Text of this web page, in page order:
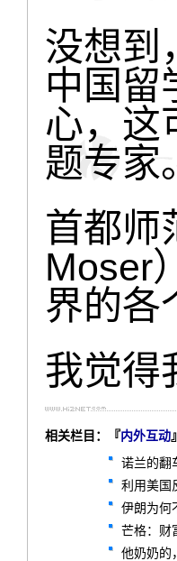
没想到
中国留
心，这
题专家。
首都师
Moser
界的各
我觉得
相关栏目：『内外互动』
诺兰的翻
利用美国
伊朗为何
芒格：财
他奶奶的